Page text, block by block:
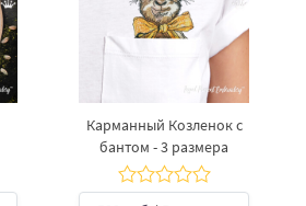
Карманный Козленок с
бантом - 3 размера